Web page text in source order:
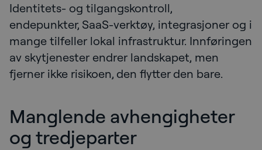
Identitets- og tilgangskontroll,
endepunkter, SaaS-verktøy, integrasjoner og i
mange tilfeller lokal infrastruktur. Innføringen
av skytjenester endrer landskapet, men
fjerner ikke risikoen, den flytter den bare.
Manglende avhengigheter
og tredjeparter